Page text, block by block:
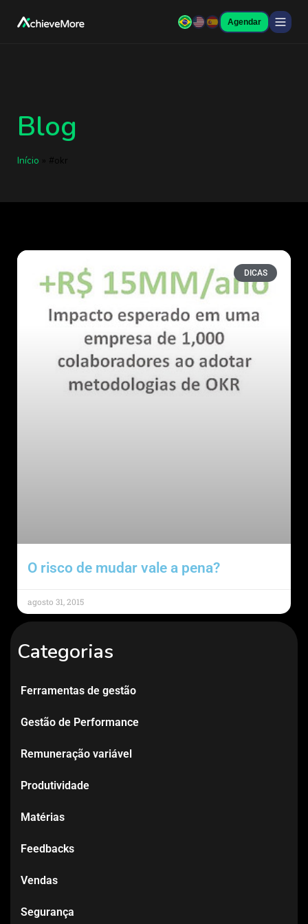
Agendar
Blog
Início » #okr
DICAS
O risco de mudar vale a pena?
agosto 31, 2015
Categorias
Ferramentas de gestão
Gestão de Performance
Remuneração variável
Produtividade
Matérias
Feedbacks
Vendas
Segurança